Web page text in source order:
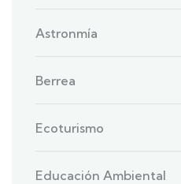
Astronmía
Berrea
Ecoturismo
Educación Ambiental